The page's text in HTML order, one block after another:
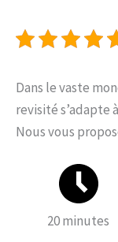
Dans le vaste
revisité s’adapte
Nous vous
20 minutes